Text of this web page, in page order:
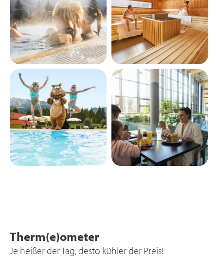
Therm(e)ometer
Je heißer der Tag, desto kühler der Preis!